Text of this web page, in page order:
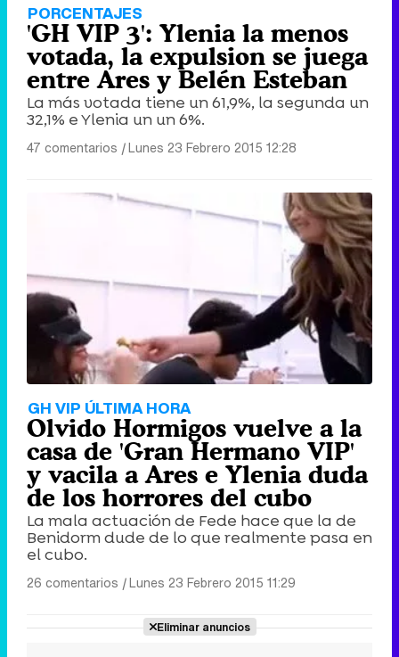
PORCENTAJES
'GH VIP 3': Ylenia la menos
votada, la expulsion se juega
entre Ares y Belén Esteban
La más votada tiene un 61,9%, la segunda un
32,1% e Ylenia un un 6%.
47 comentarios |Lunes 23 Febrero 2015 12:28
GH VIP ÚLTIMA HORA
Olvido Hormigos vuelve a la
casa de 'Gran Hermano VIP'
y vacila a Ares e Ylenia duda
de los horrores del cubo
La mala actuación de Fede hace que la de
Benidorm dude de lo que realmente pasa en
el cubo.
26 comentarios |Lunes 23 Febrero 2015 11:29
Eliminar anuncios